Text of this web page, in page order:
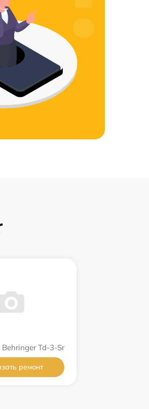
Td-3-Sr
ремонт